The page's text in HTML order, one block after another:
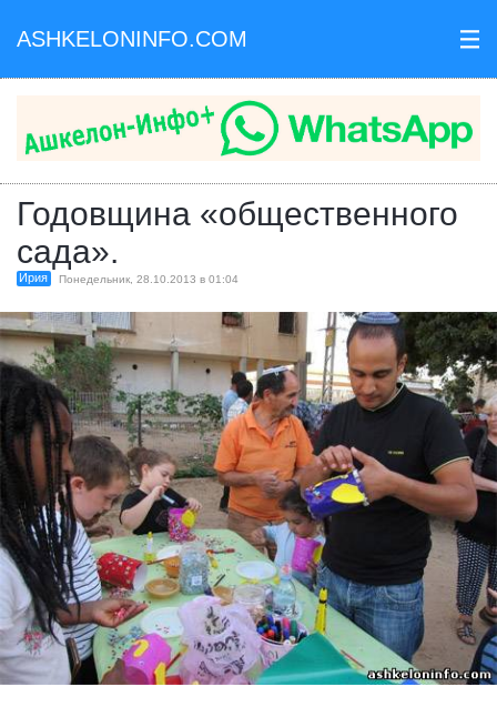
ASHKELONINFO.COM III
Годовщина «общественного
сада».
Ирия Понедельник, 28.10.2013 в 01:04